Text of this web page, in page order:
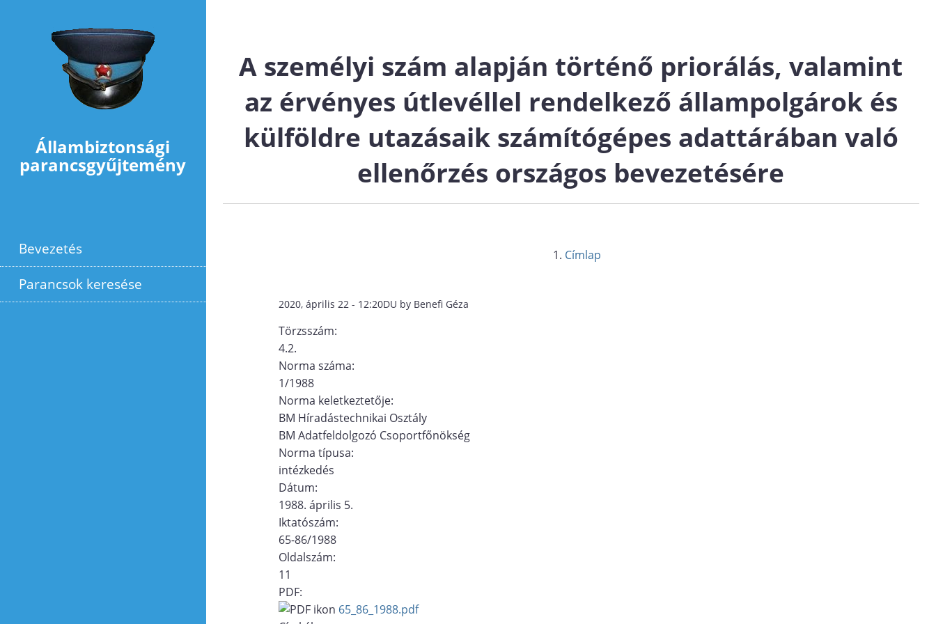
Állambiztonsági
parancsgyűjtemény
Bevezetés
Parancsok keresése
A személyi szám alapján történő priorálás, valamint
az érvényes útlevéllel rendelkező állampolgárok és
külföldre utazásaik számítógépes adattárában való
ellenőrzés országos bevezetésére
Címlap
2020, április 22 - 12:20DU by Benefi Géza
Törzsszám:
4.2.
Norma száma:
1/1988
Norma keletkeztetője:
BM Híradástechnikai Osztály
BM Adatfeldolgozó Csoportfőnökség
Norma típusa:
intézkedés
Dátum:
1988. április 5.
Iktatószám:
65-86/1988
Oldalszám:
11
PDF:
65_86_1988.pdf